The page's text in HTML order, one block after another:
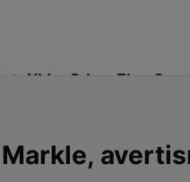
Video Prime Time